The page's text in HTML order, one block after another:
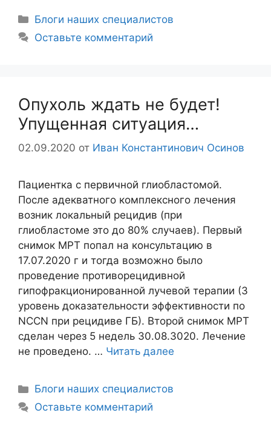
Блоги наших специалистов
Оставьте комментарий
Опухоль ждать не будет!
Упущенная ситуация…
02.09.2020 от Иван Константинович Осинов
Пациентка с первичной глиобластомой.
После адекватного комплексного лечения
возник локальный рецидив (при
глиобластоме это до 80% случаев). Первый
снимок МРТ попал на консультацию в
17.07.2020 г и тогда возможно было
проведение противорецидивной
гипофракционированной лучевой терапии (3
уровень доказательности эффективности по
NCCN при рецидиве ГБ). Второй снимок МРТ
сделан через 5 недель 30.08.3020. Лечение
не проведено. … Читать далее
Блоги наших специалистов
Оставьте комментарий